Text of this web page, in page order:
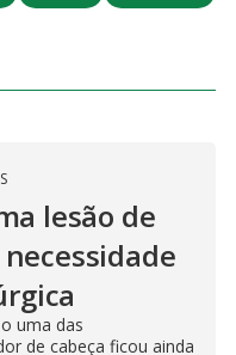
lesão de
uma das
de cabeça ficou ainda